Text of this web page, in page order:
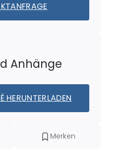
Merken
Anhänge
HERUNTERLADEN